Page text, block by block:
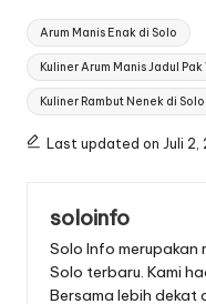
Tags:
Arum Manis Enak di Solo
Kuliner Arum Manis Jadul Pak
Kuliner Rambut Nenek di Solo
Last updated on Juli 2,
soloinfo
Solo Info
Solo terbaru. Kami
Bersama lebih dekat